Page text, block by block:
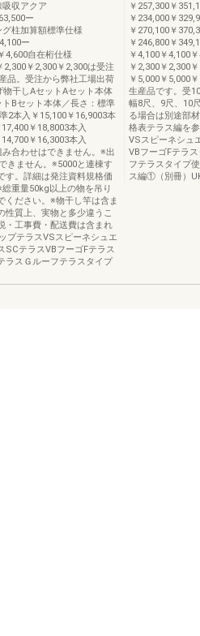
吸収アクア
ー
グ柱加算額標準仕様
ー
4,600自在桁仕様
2,300￥2,300￥2,300は受注
品。受注から弊社工場出荷
干しAセットAセット本体
Bセット本体／長さ：標準
2本入￥15,100￥16,9003本
￥18,8003本入
￥16,3003本入
合わせはできません。※出
きません。※5000と連棟す
す。詳細は発注資料規格価
重量50kg以上の物を吊り
ください。※物干し竿は含ま
性質上、実物と多少違うこ
・工事費・配送費は含まれ
プテラスVSスピーネシュエ
SCテラスVBフーゴFテラス
ラスＧルーフテラスタイプ
￥257,300￥
￥234,000￥
￥270,100￥
￥246,800￥
￥4,100￥4,100
￥2,300￥2,300
￥5,000￥5,000
生産品です。受
幅8尺、9尺、10
る場合は別途部
格表テラス編を
VSスピーネシュ
VBフーゴFテラ
フテラスタイプ
ス編①（別冊）